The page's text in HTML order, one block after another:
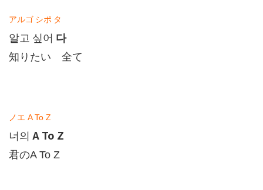
アルゴ シポ タ
알고 싶어 다
知りたい 全て
ノエ A To Z
너의 A To Z
君のA To Z